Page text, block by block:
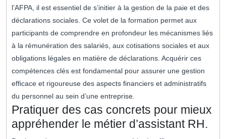
l’AFPA, il est essentiel de s’initier à la gestion de la paie et des
déclarations sociales. Ce volet de la formation permet aux
participants de comprendre en profondeur les mécanismes liés
à la rémunération des salariés, aux cotisations sociales et aux
obligations légales en matière de déclarations. Acquérir ces
compétences clés est fondamental pour assurer une gestion
efficace et rigoureuse des aspects financiers et administratifs
du personnel au sein d’une entreprise.
Pratiquer des cas concrets pour mieux
appréhender le métier d’assistant RH.